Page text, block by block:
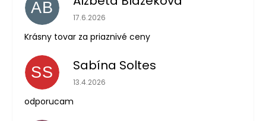
AB Hodnotenie obchodu je 5 z 5 hviezdičiek.
17.6.2026
Krásny tovar za priaznivé ceny
SS Sabína Soltes
Hodnotenie obchodu je 5 z 5 hviezdičiek.
13.4.2026
odporucam